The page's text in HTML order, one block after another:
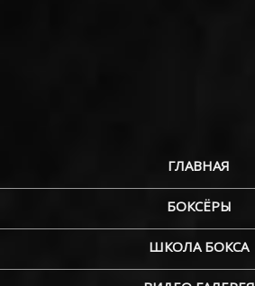
ГЛАВНАЯ
БОКСЁРЫ
ШКОЛА БОКСА